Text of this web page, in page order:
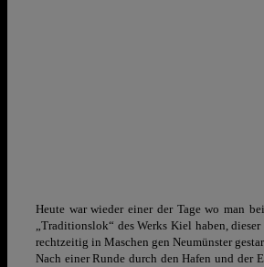
Heute war wieder einer der Tage wo man
„Traditionslok“ des Werks Kiel haben,
rechtzeitig in Maschen gen Neumünster
Nach einer Runde durch den Hafen und der